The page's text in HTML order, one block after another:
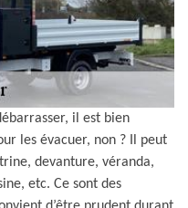
il est bien
les évacuer, non ? Il peut
devanture, véranda,
etc. Ce sont des